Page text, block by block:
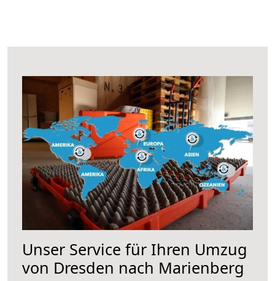
Unser Service für Ihren Umzug
von Dresden nach Marienberg